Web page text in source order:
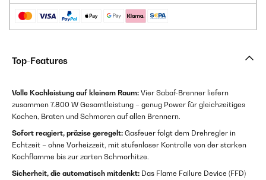
Top-Features
Volle Kochleistung auf kleinem Raum: Vier Sabaf-Brenner liefern
zusammen 7.800 W Gesamtleistung – genug Power für gleichzeitiges
Kochen, Braten und Schmoren auf allen Brennern.
Sofort reagiert, präzise geregelt: Gasfeuer folgt dem Drehregler in
Echtzeit – ohne Vorheizzeit, mit stufenloser Kontrolle von der starken
Kochflamme bis zur zarten Schmorhitze.
Sicherheit, die automatisch mitdenkt: Das Flame Failure Device (FFD)